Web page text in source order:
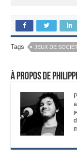
Tags JEUX DE
À propos de